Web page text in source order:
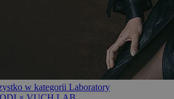
w kategorii Laboratory